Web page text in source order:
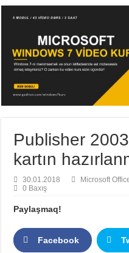
Publisher
kartın
30.01.2018 Microsoft
0 Baxış
Paylaşmaq!
Facebook